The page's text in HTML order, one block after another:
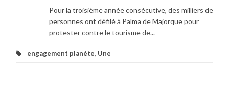
Pour la troisième année consécutive, des milliers de
personnes ont défilé à Palma de Majorque pour
protester contre le tourisme de...
engagement planète, Une